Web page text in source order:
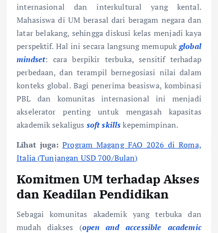
internasional dan interkultural yang kental.
Mahasiswa di UM berasal dari beragam negara dan
latar belakang, sehingga diskusi kelas menjadi kaya
perspektif. Hal ini secara langsung memupukglobal
mindset: cara berpikir terbuka, sensitif terhadap
perbedaan, dan terampil bernegosiasi nilai dalam
konteks global. Bagi penerima beasiswa, kombinasi
PBL dan komunitas internasional ini menjadi
akselerator penting untuk mengasah kapasitas
akademik sekaligus soft skillskepemimpinan.
Lihat juga: Program Magang FAO 2026 di Roma,
Italia (Tunjangan USD 700/Bulan)
Komitmen UM terhadap Akses
dan Keadilan Pendidikan
Sebagai komunitas akademik yang terbuka dan
mudah diakses (open and accessible academic